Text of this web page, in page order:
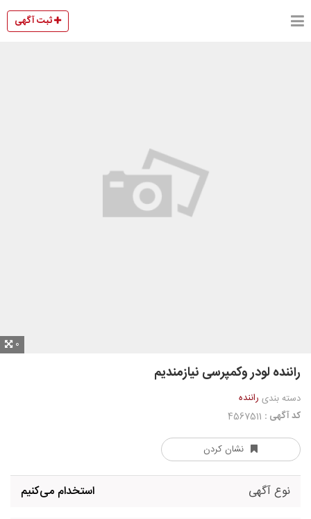
ثبت آگهی
0
راننده لودر وکمپرسی نیازمندیم
دسته بندی راننده
کد آگهی :
نشان کردن
نوع آگهی استخدام می‌کنیم